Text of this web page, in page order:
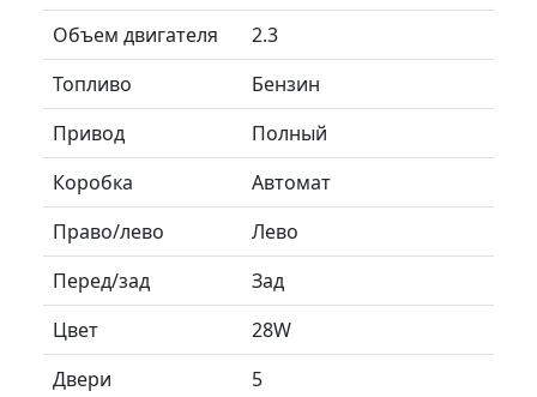
Объем двигателя
2.3
Топливо
Бензин
Привод
Полный
Коробка
Автомат
Право/лево
Лево
Перед/зад
Зад
Цвет
28W
Двери
5